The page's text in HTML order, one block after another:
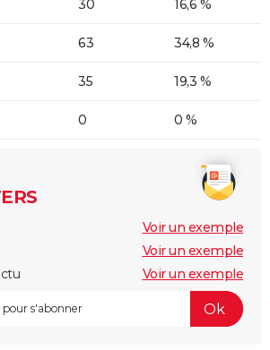
30 16,6 %
63 34,8 %
35 19,3 %
0 0 %
Voir un exemple
Voir un exemple
Voir un exemple